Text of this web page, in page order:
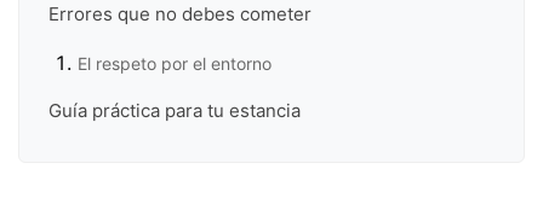
Errores que no debes cometer
El respeto por el entorno
Guía práctica para tu estancia